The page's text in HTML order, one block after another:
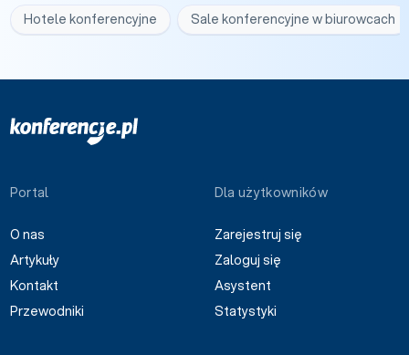
Hotele konferencyjne Sale konferencyjne w biurowcach
Portal
O nas
Artykuły
Kontakt
Przewodniki
Dla użytkowników
Zarejestruj się
Zaloguj się
Asystent
Statystyki